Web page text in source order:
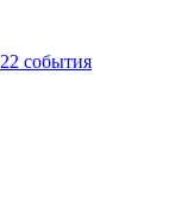
22 события